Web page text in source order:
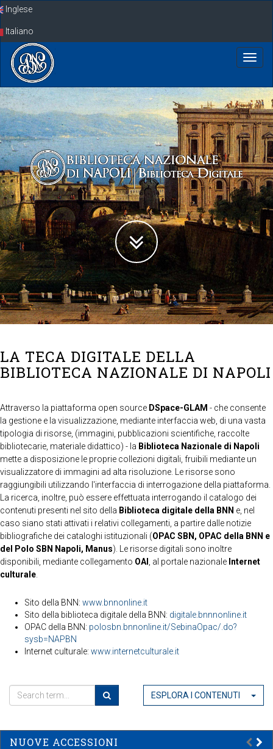
SkipInglese
Italiano
LA TECA DIGITALE DELLA
BIBLIOTECA NAZIONALE DI NAPOLI
Attraverso la piattaforma open source DSpace-GLAM - che consente
la gestione e la visualizzazione, mediante interfaccia web, di una vasta
tipologia di risorse, (immagini, pubblicazioni scientifiche, raccolte
bibliotecarie, materiale didattico) - la Biblioteca Nazionale di Napoli
mette a disposizione le proprie collezioni digitali, fruibili mediante un
visualizzatore di immagini ad alta risoluzione. Le risorse sono
raggiungibili utilizzando l'interfaccia di interrogazione della piattaforma.
La ricerca, inoltre, può essere effettuata interrogando il catalogo dei
contenuti presenti nel sito della Biblioteca digitale della BNN e, nel
caso siano stati attivati i relativi collegamenti, a partire dalle notizie
bibliografiche dei cataloghi istituzionali (OPAC SBN, OPAC della BNN e
del Polo SBN Napoli, Manus). Le risorse digitali sono inoltre
disponibili, mediante collegamento OAI , al portale nazionale Internet
culturale
Sito della BNN: www.bnnonline.it
Sito della biblioteca digitale della BNN: digitale.bnnnonline.it
OPAC della BNN: polosbn.bnnonline.it/SebinaOpac/.do?
sysb=NAPBN
Internet culturale: www.internetculturale.it
ESPLORA I CONTENUTI
NUOVE ACCESSIONI